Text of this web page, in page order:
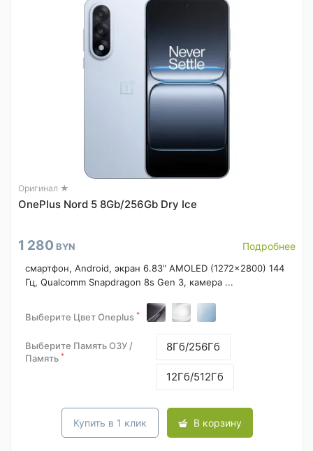
Оригинал ★
OnePlus Nord 5 8Gb/256Gb Dry Ice
1 280 BYN Подробнее
смартфон, Android, экран 6.83" AMOLED (1272x2800) 144
Гц, Qualcomm Snapdragon 8s Gen 3, камера ...
Выберите Цвет Oneplus *
Выберите Память ОЗУ /
Память *
8Гб/256Гб
12Гб/512Гб
Купить в 1 клик В корзину